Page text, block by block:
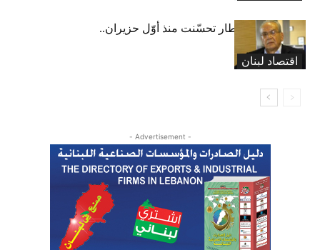
اقتصاد لبنان
عبود: حركة المطار تحسّنت منذ أوّل حزيران..
ولكن
- Advertisement -